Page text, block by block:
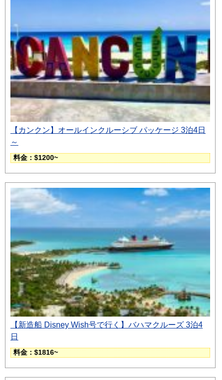
【カンクン】オールインクルーシブ パッケージ 3泊4日
～
料金：$1200~
【新造船 Disney Wish号で行く】バハマクルーズ 3泊4
日
料金：$1816~